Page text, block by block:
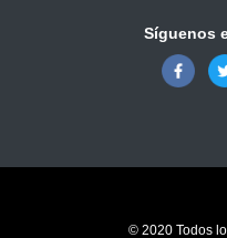
Síguenos
© 2020 Todos